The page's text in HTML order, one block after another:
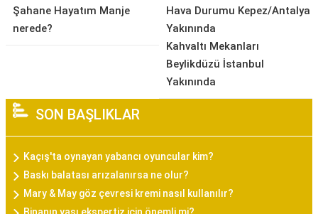
Şahane Hayatım Manje
nerede?
Hava Durumu Kepez/Antalya
Yakınında
Kahvaltı Mekanları
Beylikdüzü İstanbul
Yakınında
SON BAŞLIKLAR
Kaçış'ta oynayan yabancı oyuncular kim?
Baskı balatası arızalanırsa ne olur?
Mary & May göz çevresi kremi nasıl kullanılır?